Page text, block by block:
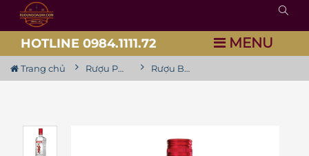
HOTLINE 0984.1111.72 MENU
Trang chủ Rượu Pha Chế Rượu Beefeater Gin